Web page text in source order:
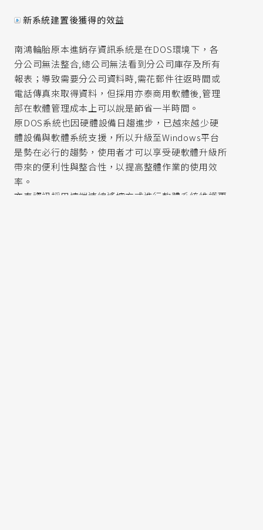
新系統建置後獲得的效益
南鴻輪胎原本進銷存資訊系統是在DOS環境下，各
分公司無法整合,總公司無法看到分公司庫存及所有
報表；導致需要分公司資料時,需花郵件往返時間或
電話傳真來取得資料，但採用亦泰商用軟體後,管理
部在軟體管理成本上可以說是節省一半時間。
原DOS系統也因硬體設備日趨進步，已越來越少硬
體設備與軟體系統支援，所以升級至Windows平台
是勢在必行的趨勢，使用者才可以享受硬軟體升級所
帶來的便利性與整合性，以提高整體作業的使用效
率。
亦泰資訊採用遠端連線遙控方式進行軟體系統維護更